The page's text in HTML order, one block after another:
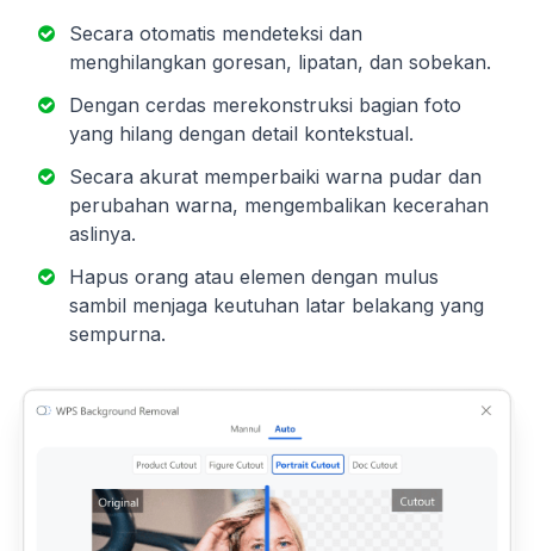
Secara otomatis mendeteksi dan
menghilangkan goresan, lipatan, dan sobekan.
Dengan cerdas merekonstruksi bagian foto
yang hilang dengan detail kontekstual.
Secara akurat memperbaiki warna pudar dan
perubahan warna, mengembalikan kecerahan
aslinya.
Hapus orang atau elemen dengan mulus
sambil menjaga keutuhan latar belakang yang
sempurna.